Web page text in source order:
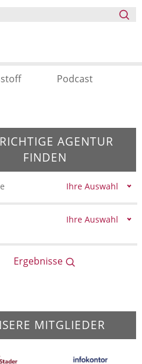
Podcast
AGENTUR
FINDEN
Ihre Auswahl
Ihre Auswahl
Ergebnisse
MITGLIEDER